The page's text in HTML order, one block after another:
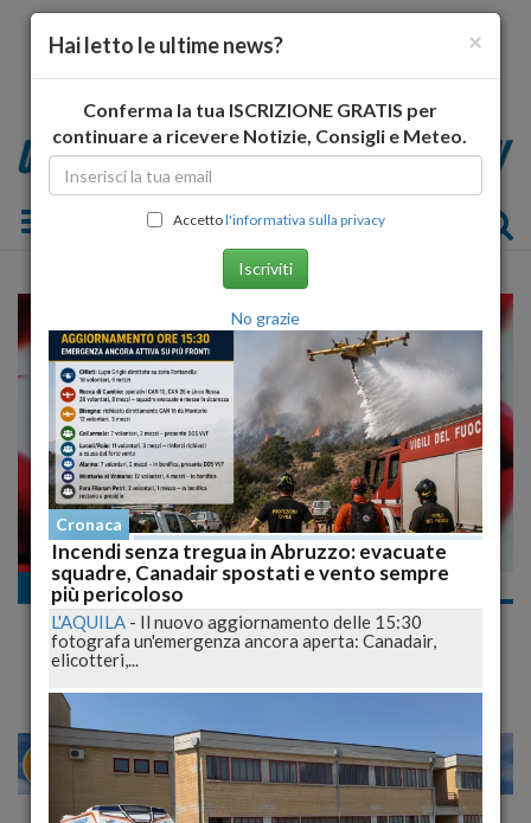
Toggle navigation
Cronaca nazionale
Nuovo Look per Miley Cyrus dopo le Foto
Nuda. A scopo Benefico per la Lotta all'AIDS
MILANO 28 30
×
Hai letto le ultime news?
Conferma la tua ISCRIZIONE GRATIS per
continuare a ricevere Notizie, Consigli e Meteo.
Accettol'informativa sulla privacy
Iscriviti
No grazie
Cronaca
Incendi senza tregua in Abruzzo: evacuate
squadre, Canadair spostati e vento sempre
più pericoloso
L'AQUILA - Il nuovo aggiornamento delle 15:30
fotografa un'emergenza ancora aperta: Canadair,
elicotteri,...